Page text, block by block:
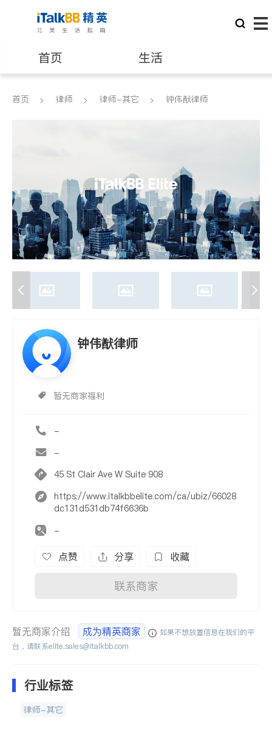
首页 生活
医生 律师
会计师
建筑装修
首页 律师 律师-其它 钟伟猷律师
钟伟猷律师
暂无商家福利
-
-
45 St Clair Ave W Suite 908
https://www.italkbbelite.com/ca/ubiz/66028
dc131d531db74f6636b
-
点赞 分享 收藏
联系商家
暂无商家介绍 成为精英商家
如果不想放置信息在我们的平
台，请联系elite.sales@italkbb.com
行业标签
律师-其它